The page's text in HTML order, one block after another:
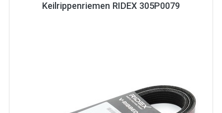
Keilrippenriemen RIDEX 305P0079